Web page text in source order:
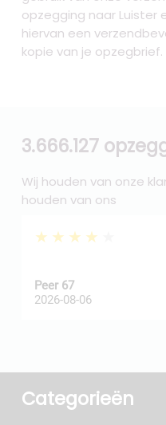
opzegging naar Luister
hiervan een
kopie van je opzegbrief.
3.666.127
Wij houden van onze
houden van ons
★★★★★
Peer 67
2026-08-06
Categorieën